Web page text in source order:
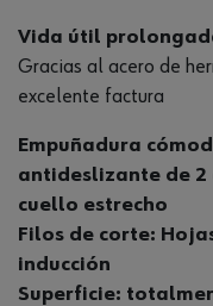
Vida útil
Gracias al acero de
excelente factura
Empuñadura
antideslizante de 2
cuello estrecho
Filos de corte:
inducción
Superficie: